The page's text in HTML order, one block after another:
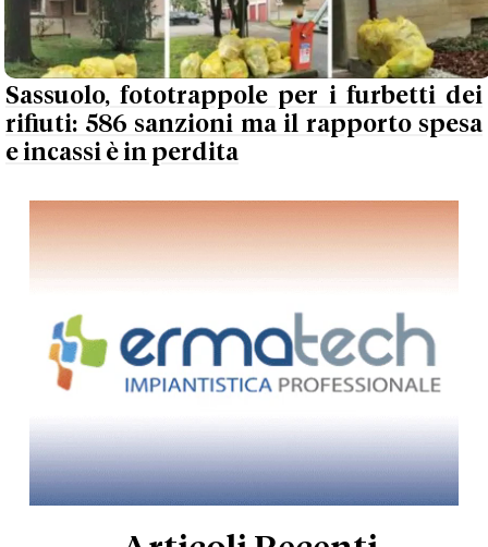
Sassuolo, fototrappole per i furbetti dei
rifiuti: 586 sanzioni ma il rapporto spesa
e incassi è in perdita